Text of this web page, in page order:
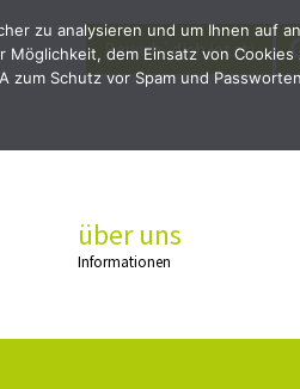
über uns
Informationen
Bewirb`dich jetzt!
zu analysieren und um Ihnen auf
dem Einsatz von
zum Schutz vor Spam und